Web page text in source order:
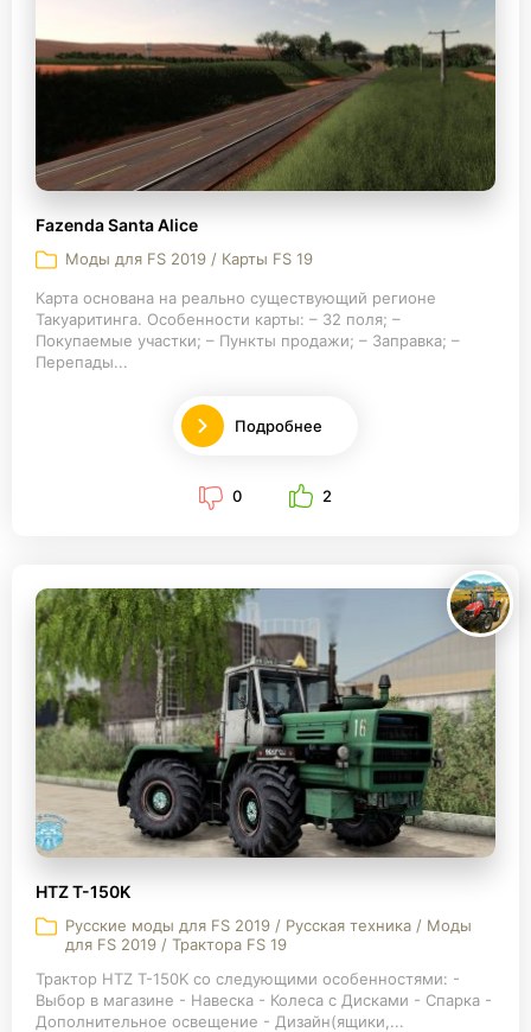
Fazenda Santa Alice
Моды для FS 2019 / Карты FS 19
Карта основана на реально существующий регионе
Такуаритинга. Особенности карты: – 32 поля; –
Покупаемые участки; – Пункты продажи; – Заправка; –
Перепады...
Подробнее
0 2
HTZ T-150K
Русские моды для FS 2019 / Русская техника / Моды
для FS 2019 / Трактора FS 19
Трактор HTZ T-150K со следующими особенностями: -
Выбор в магазине - Навеска - Колеса с Дисками - Спарка -
Дополнительное освещение - Дизайн(ящики,...